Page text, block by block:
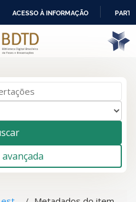
IR
PARA
ACESSO À INFORMAÇÃO